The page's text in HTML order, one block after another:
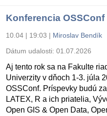
Konferencia OSSConf
10.04 | 19:03 | Miroslav Bendík
Dátum udalosti: 01.07.2026
Aj tento rok sa na Fakulte
Univerzity v dňoch 1-3. júla
OSSConf. Príspevky budú
LATEX, R a ich priatelia,
Open GIS & Open Data,